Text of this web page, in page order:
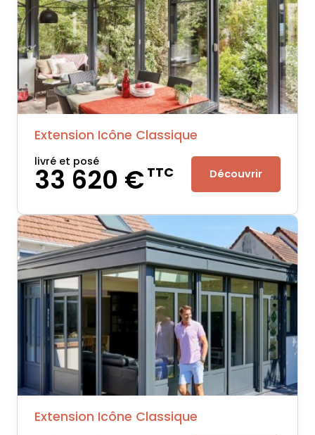
Extension Icône Classique
livré et posé
33 620 €TTC Découvrir
Extension Icône Classique